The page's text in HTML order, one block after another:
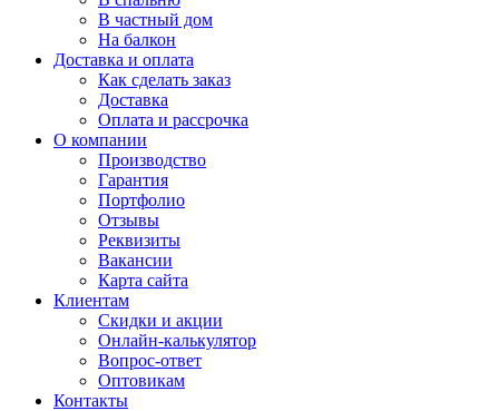
В частный дом
На балкон
Доставка и оплата
Как сделать заказ
Доставка
Оплата и рассрочка
О компании
Производство
Гарантия
Портфолио
Отзывы
Реквизиты
Вакансии
Карта сайта
Клиентам
Скидки и акции
Онлайн-калькулятор
Вопрос-ответ
Оптовикам
Контакты